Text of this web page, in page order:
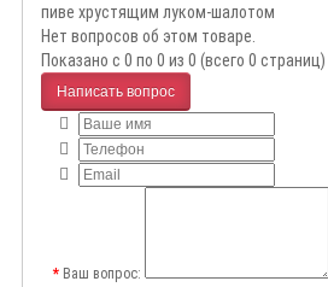
пиве хрустящим луком-шалотом
Нет вопросов об этом товаре.
Показано с 0 по 0 из 0 (всего 0 страниц)
Написать вопрос
Ваш вопрос: